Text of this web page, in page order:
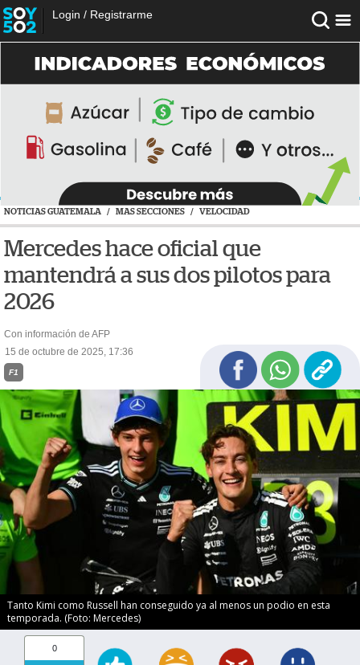
Login / Registrarme
NOTICIAS GUATEMALA / MAS SECCIONES / VELOCIDAD
Mercedes hace oficial que
mantendrá a sus dos pilotos para
2026
Con información de AFP
15 de octubre de 2025, 17:36
F1
Tanto Kimi como Russell han conseguido ya al menos un podio en esta
temporada. (Foto: Mercedes)
0